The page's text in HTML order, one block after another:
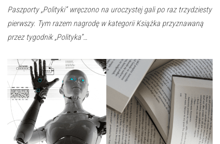
Paszporty „Polityki” wręczono na uroczystej gali po raz trzydziesty
pierwszy. Tym razem nagrodę w kategorii Książka przyznawaną
przez tygodnik „Polityka”…